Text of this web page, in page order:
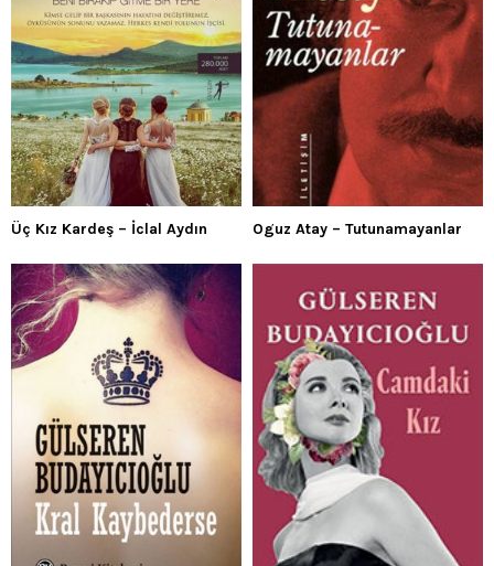
Üç Kız Kardeş – İclal Aydın Oguz Atay – Tutunamayanlar